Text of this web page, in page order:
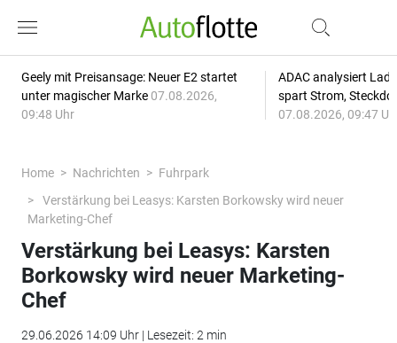
Geely mit Preisansage: Neuer E2 startet
unter magischer Marke 07.08.2026,
09:48 Uhr
ADAC analysiert
spart Strom,
07.08.2026, 09:47
Home Nachrichten
Fuhrpark
Verstärkung bei Leasys: Karsten Borkowsky wird neuer
Marketing-Chef
Verstärkung bei Leasys: Karsten
Borkowsky wird neuer Marketing-
Chef
29.06.2026 14:09 Uhr | Lesezeit: 2 min